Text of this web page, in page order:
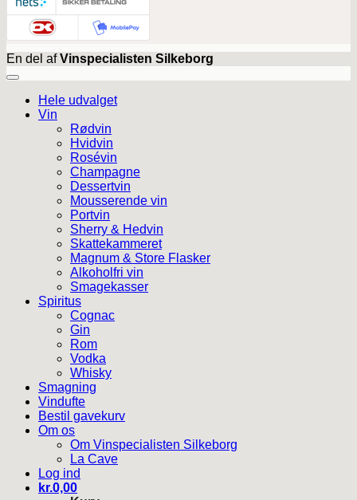
En del afVinspecialisten Silkeborg
Hele udvalget
Vin
Rødvin
Hvidvin
Rosévin
Champagne
Dessertvin
Mousserende vin
Portvin
Sherry & Hedvin
Skattekammeret
Magnum & Store Flasker
Alkoholfri vin
Smagekasser
Spiritus
Cognac
Gin
Rom
Vodka
Whisky
Smagning
Vindufte
Bestil gavekurv
Om os
Om Vinspecialisten Silkeborg
La Cave
Log ind
kr.0,00